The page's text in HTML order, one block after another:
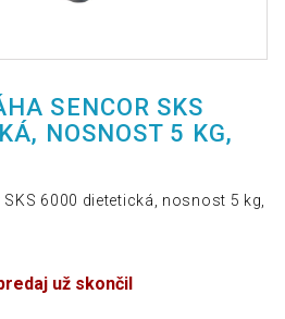
SENCOR SKS
NOSNOST 5 KG,
6000 dietetická, nosnost 5 kg,
už skončil